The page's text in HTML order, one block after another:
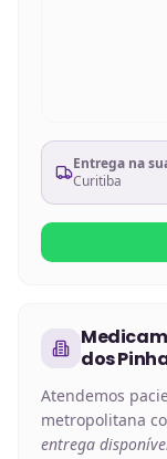
Entrega na
Curitiba
dos
Atendemos
metropolitana
entrega